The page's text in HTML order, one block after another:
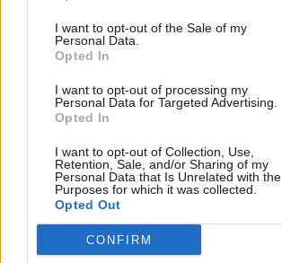
I want to opt-out of the Sale of my
Personal Data.
Opted In
I want to opt-out of processing my
Personal Data for Targeted Advertising.
Opted In
I want to opt-out of Collection, Use,
Retention, Sale, and/or Sharing of my
Personal Data that Is Unrelated with the
Purposes for which it was collected.
Opted Out
CONFIRM